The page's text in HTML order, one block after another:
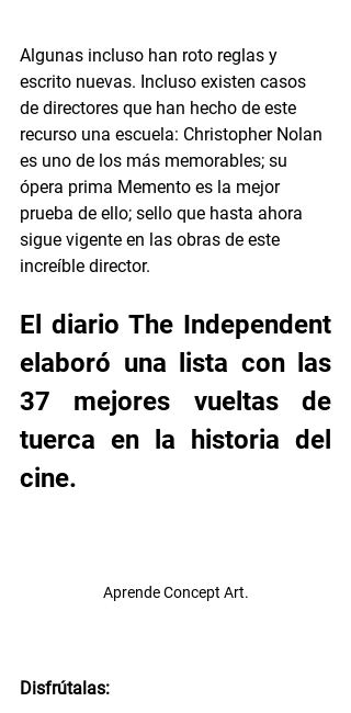
Algunas incluso han roto reglas y
escrito nuevas. Incluso existen casos
de directores que han hecho de este
recurso una escuela: Christopher Nolan
es uno de los más memorables; su
ópera prima Memento es la mejor
prueba de ello; sello que hasta ahora
sigue vigente en las obras de este
increíble director.
El diario The Independent
elaboró una lista con las
37 mejores vueltas de
tuerca en la historia del
cine.
Aprende Concept Art.
Disfrútalas: